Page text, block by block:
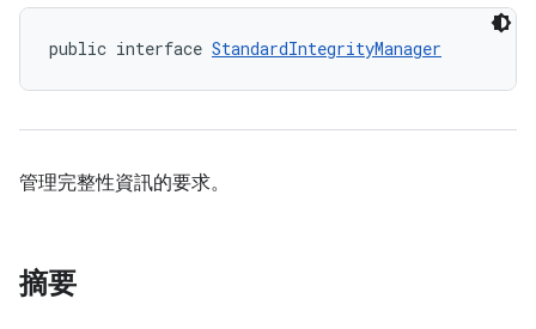
public interface StandardIntegrityManager
管理完整性資訊的要求。
摘要